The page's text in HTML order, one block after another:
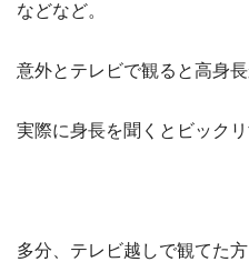
などなど。
意外とテレビで観ると高身
実際に身長を聞くとビック
多分、テレビ越しで観てた